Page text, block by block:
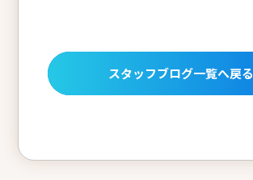
スタッフブログ一覧へ戻る